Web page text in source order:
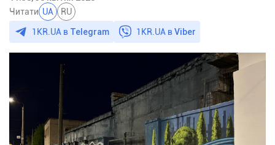
Читати UA RU
1KR.UA в Telegram 1KR.UA вViber